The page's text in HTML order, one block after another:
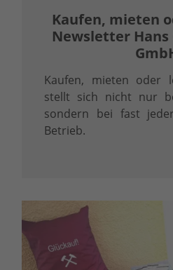
Kaufen, mieten
Newsletter
Kaufen, mieten oder
stellt sich nicht nur
sondern bei fast
Betrieb.